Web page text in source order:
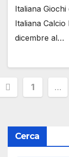
Italiana
Italiana
dicembre al…
1 …
Cerca